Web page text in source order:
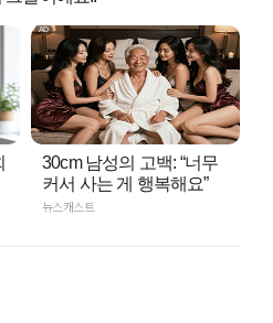
30cm 남성의 고백: “너무
커서 사는 게 행복해요”
뉴스캐스트